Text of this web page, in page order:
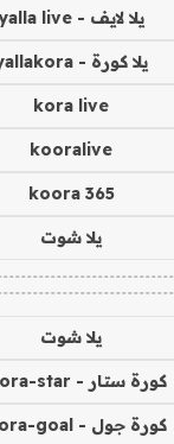
يلا لايف - yalla live
يلا كورة - yallakora
kora live
kooralive
koora 365
يلا شوت
يلا شوت
كورة ستار - koora-star
كورة جول - koora-goal